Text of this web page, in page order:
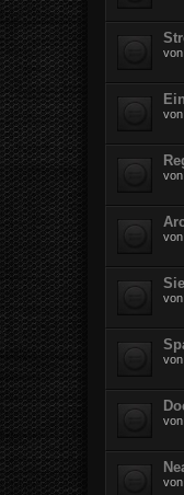
von
von
von
von
von
von
von
von